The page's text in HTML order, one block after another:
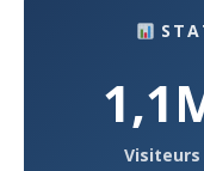
Visiteurs